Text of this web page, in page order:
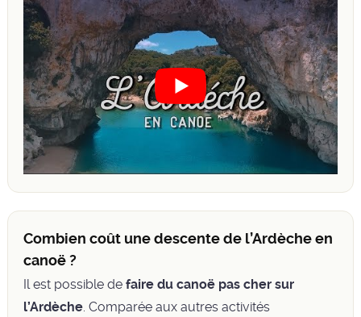
Combien coût une descente de l’Ardèche en
canoë ?
Il est possible defaire du canoë pas cher sur
l’Ardèche . Comparée aux autres activités